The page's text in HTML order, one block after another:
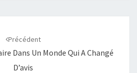
Précédent
Dans Un Monde Qui A Changé
D’avis